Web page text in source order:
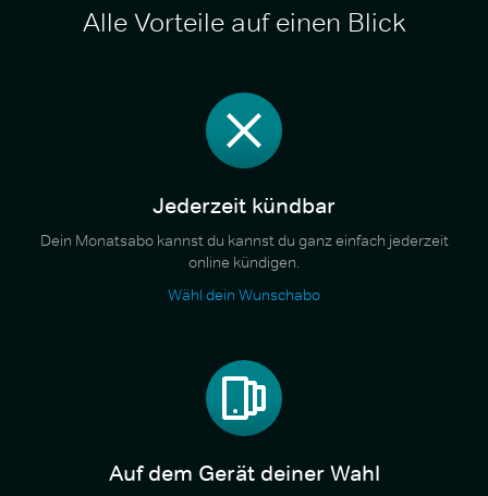
Alle Vorteile auf einen Blick
Jederzeit kündbar
Dein Monatsabo kannst du kannst du ganz einfach jederzeit
online kündigen.
Wähl dein Wunschabo
Auf dem Gerät deiner Wahl